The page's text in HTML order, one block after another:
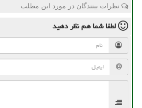
نظرات بینندگان در مورد این مطلب
لطفا شما همنظر دهید